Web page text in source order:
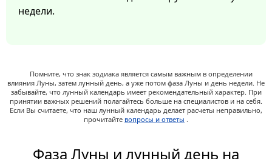
недели.
Помните, что знак зодиака является самым важным в определении
влияния Луны, затем лунный день, а уже потом фаза Луны и день недели. Не
забывайте, что лунный календарь имеет рекомендательный характер. При
принятии важных решений полагайтесь больше на специалистов и на себя.
Если Вы считаете, что наш лунный календарь делает расчеты неправильно,
прочитайте вопросы и ответы .
Фаза Луны и лунный день на